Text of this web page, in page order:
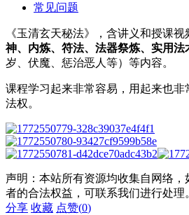
常见问题
《玉清玄天秘法》，含讲义和授课
神、内炼、符法、法器祭炼、实用法
岁、伏魔、惩治恶人等）等内容。
课程学习起来非常容易，用起来也
法权。
声明：本站所有资源均收集自网络
者的合法权益，可联系我们进行处理
分享 收藏 点赞(0)